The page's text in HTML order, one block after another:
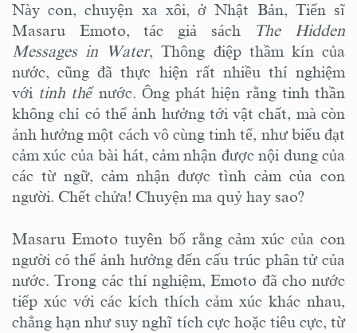
Này con, chuyện xa xôi, ở Nhật Bản, Tiến sĩ
Masaru Emoto, tác giả sách
The Hidden
Messages in Water, Thông điệp thầm kín của
nước, cũng đã thực hiện rất nhiều thí nghiệm
với tinh thểnước. Ông phát hiện rằng tinh thần
không chỉ có thể ảnh hưởng tới vật chất, mà còn
ảnh hưởng một cách vô cùng tinh tế, như biểu đạt
cảm xúc của bài hát, cảm nhận được nội dung của
các từ ngữ, cảm nhận được tình cảm của con
người. Chết chửa! Chuyện ma quỷ hay sao?
Masaru Emoto tuyên bố rằng cảm xúc của con
người có thể ảnh hưởng đến cấu trúc phân tử của
nước. Trong các thí nghiệm, Emoto đã cho nước
tiếp xúc với các kích thích cảm xúc khác nhau,
chẳng hạn như suy nghĩ tích cực hoặc tiêu cực, từ